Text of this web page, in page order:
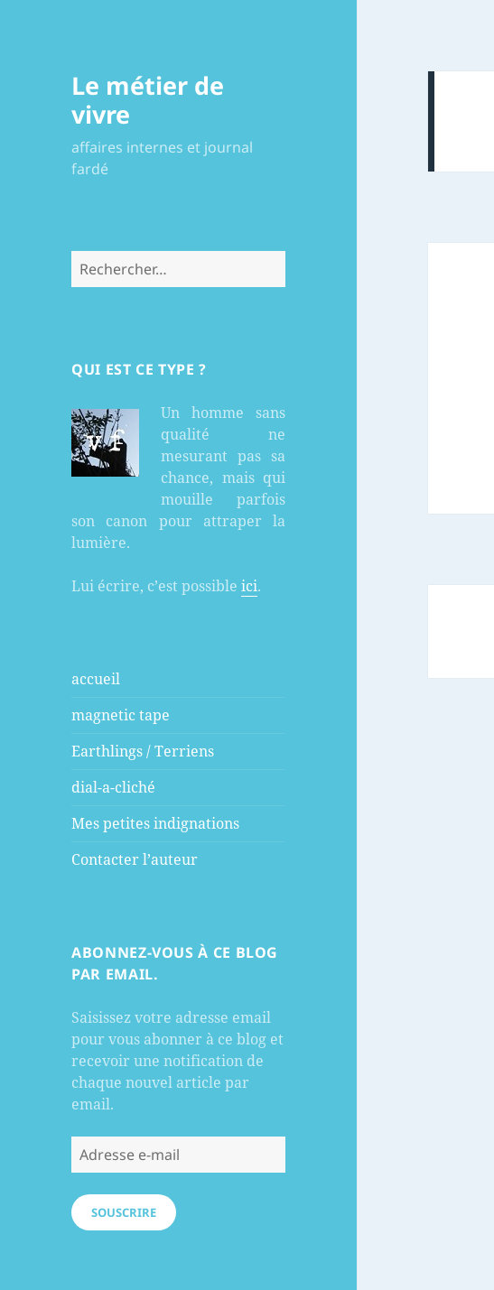
Le métier de
vivre
affaires internes et journal
fardé
Rechercher :
QUI EST CE TYPE ?
Un homme sans
qualité ne
mesurant pas sa
chance, mais qui
mouille parfois
son canon pour attraper la
lumière.
Lui écrire, c’est possibleici.
accueil
magnetic tape
Earthlings / Terriens
dial-a-cliché
Mes petites indignations
Contacter l’auteur
ABONNEZ-VOUS À CE BLOG
PAR EMAIL.
Saisissez votre adresse email
pour vous abonner à ce blog et
recevoir une notification de
chaque nouvel article par
email.
Adresse
e-
mail
SOUSCRIRE